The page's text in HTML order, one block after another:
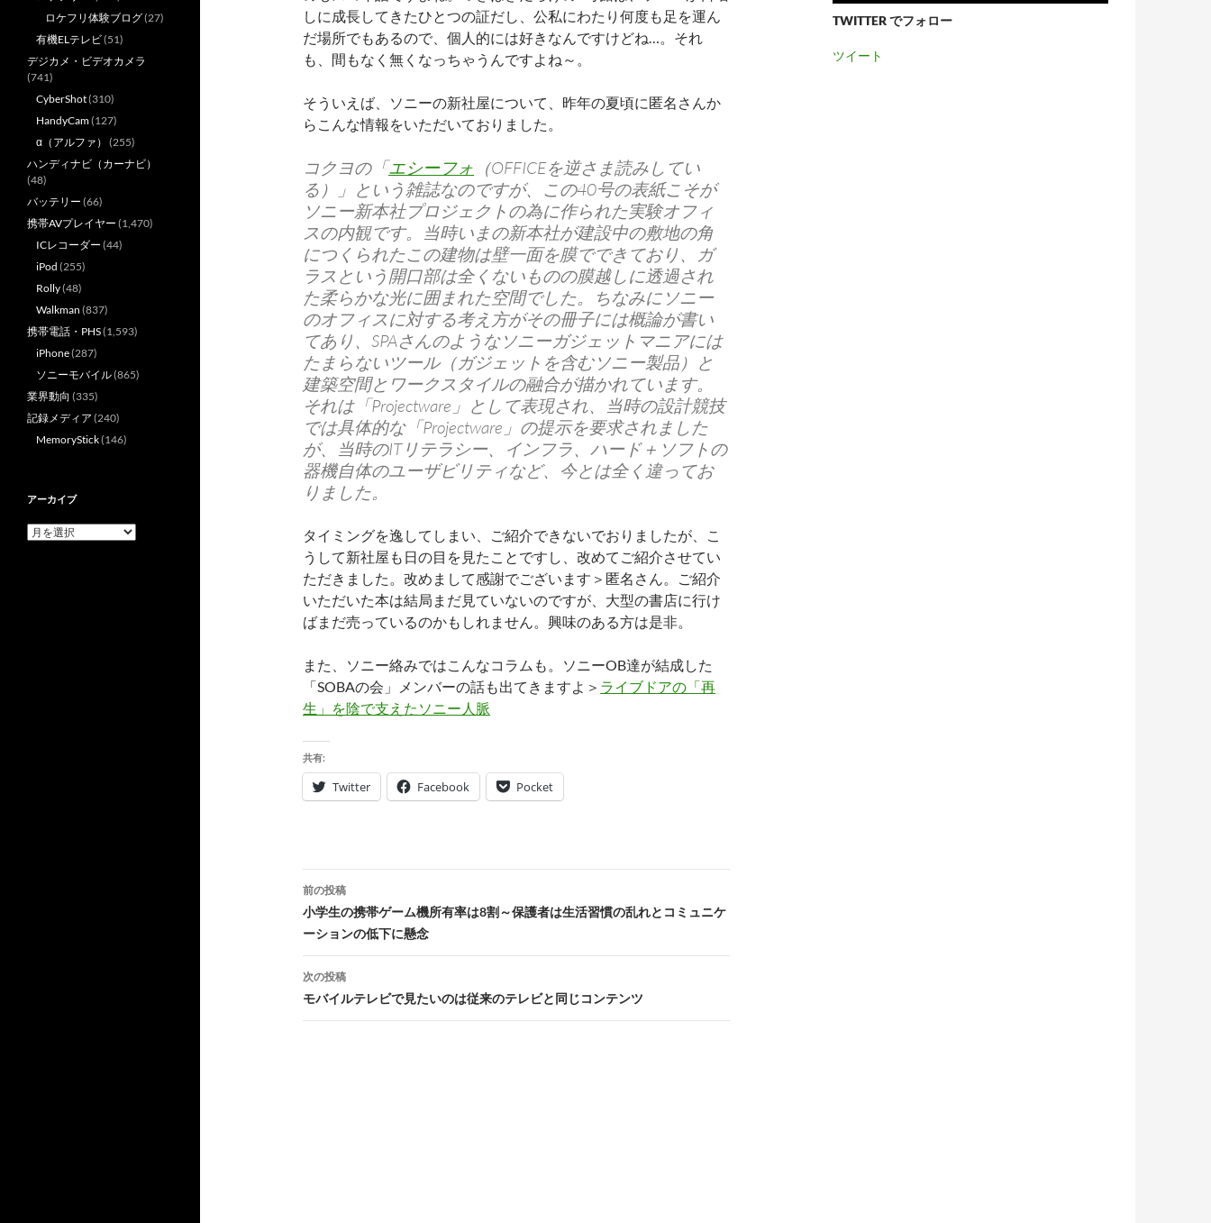
しに成長してきたひとつの証だし、公私にわたり何度も足を運ん
だ場所でもあるので、個人的には好きなんですけどね…。それ
も、間もなく無くなっちゃうんですよね～。
そういえば、ソニーの新社屋について、昨年の夏頃に匿名さんか
らこんな情報をいただいておりました。
コクヨの「エシーフォ （OFFICEを逆さま読みしてい
る）」という雑誌なのですが、この40号の表紙こそが
ソニー新本社プロジェクトの為に作られた実験オフィ
スの内観です。当時いまの新本社が建設中の敷地の角
につくられたこの建物は壁一面を膜でできており、ガ
ラスという開口部は全くないものの膜越しに透過され
た柔らかな光に囲まれた空間でした。ちなみにソニー
のオフィスに対する考え方がその冊子には概論が書い
てあり、SPAさんのようなソニーガジェットマニアには
たまらないツール（ガジェットを含むソニー製品）と
建築空間とワークスタイルの融合が描かれています。
それは「Projectware」として表現され、当時の設計競技
では具体的な「Projectware」の提示を要求されました
が、当時のITリテラシー、インフラ、ハード＋ソフトの
器機自体のユーザビリティなど、今とは全く違ってお
りました。
タイミングを逸してしまい、ご紹介できないでおりましたが、こ
うして新社屋も日の目を見たことですし、改めてご紹介させてい
ただきました。改めまして感謝でございます＞匿名さん。ご紹介
いただいた本は結局まだ見ていないのですが、大型の書店に行け
ばまだ売っているのかもしれません。興味のある方は是非。
また、ソニー絡みではこんなコラムも。ソニーOB達が結成した
「SOBAの会」メンバーの話も出てきますよ＞ ライブドアの「再
生」を陰で支えたソニー人脈
共有:
Twitter Facebook Pocket
投
稿
ナ
ビ
ゲ
前の投稿
小学生の携帯ゲーム機所有率は8割～保護者は生活習慣の乱れとコミュニケ
ーションの低下に懸念
次の投稿
モバイルテレビで見たいのは従来のテレビと同じコンテンツ
TWITTER でフォロー
ツイート
ロケフリ体験ブログ(27)
有機ELテレビ(51)
デジカメ・ビデオカメラ
(741)
CyberShot(310)
HandyCam(127)
α（アルファ） (255)
ハンディナビ（カーナビ）
(48)
バッテリー (66)
携帯AVプレイヤー (1,470)
ICレコーダー (44)
iPod (255)
Rolly(48)
Walkman (837)
携帯電話・PHS(1,593)
iPhone(287)
ソニーモバイル(865)
業界動向 (335)
記録メディア (240)
MemoryStick(146)
アーカイブ
ア